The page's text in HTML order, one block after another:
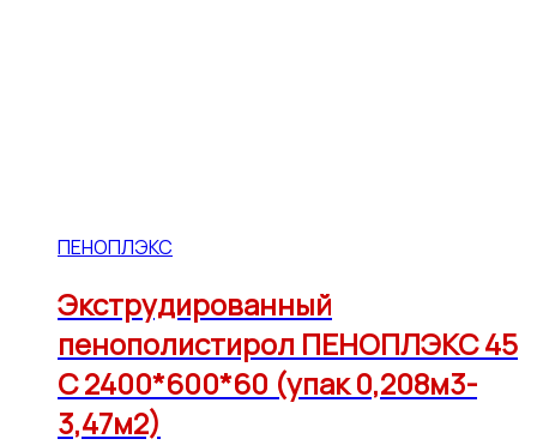
ПЕНОПЛЭКС
Экструдированный
пенополистирол ПЕНОПЛЭКС 45
С 2400*600*60 (упак 0,208м3-
3,47м2)